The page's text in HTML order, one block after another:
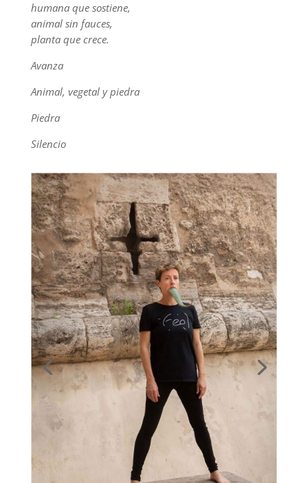
humana que sostiene,
animal sin fauces,
planta que crece.
Avanza
Animal, vegetal y piedra
Piedra
Silencio